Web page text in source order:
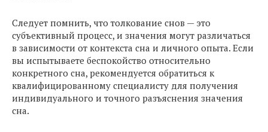
Следует помнить, что толкование снов — это
субъективный процесс, и значения могут различаться
в зависимости от контекста сна и личного опыта. Если
вы испытываете беспокойство относительно
конкретного сна, рекомендуется обратиться к
квалифицированному специалисту для получения
индивидуального и точного разъяснения значения
сна.